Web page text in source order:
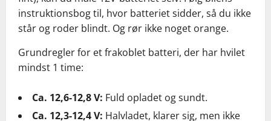
instruktionsbog til, hvor batteriet sidder, så du ikke
står og roder blindt. Og rør ikke noget orange.
Grundregler for et frakoblet batteri, der har hvilet
mindst 1 time:
Ca. 12,6-12,8 V: Fuld opladet og sundt.
Ca. 12,3-12,4 V: Halvladet, klarer sig, men ikke